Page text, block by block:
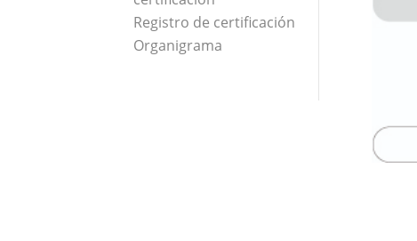
Registro de certificación
Organigrama